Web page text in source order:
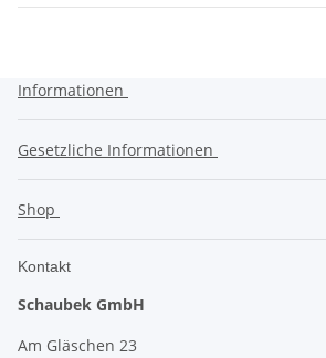
Informationen
Gesetzliche Informationen
Shop
Kontakt
Schaubek GmbH
Am Gläschen 23